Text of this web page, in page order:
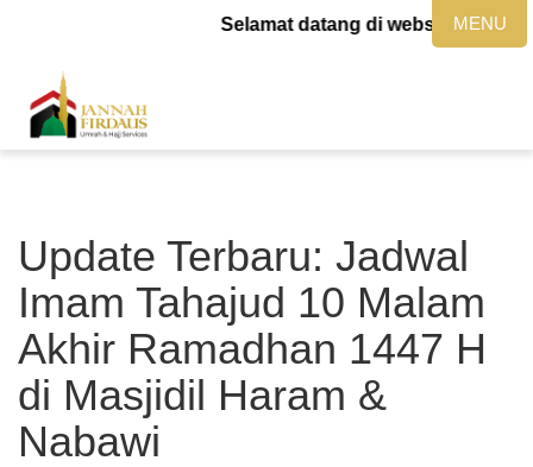
Selamat datang di website
Update Terbaru: Jadwal
Imam Tahajud 10 Malam
Akhir Ramadhan 1447 H
di Masjidil Haram &
Nabawi
MENU